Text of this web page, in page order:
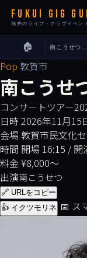
FUKUI GIG
福井のライブ・クラブイベン
ライブ
カレンダー
会場
エリア
出演者
🏠 ›南こうせつ
Pop 敦賀市
南こうせ
コンサートツアー
日時 2026年11月15
会場 敦賀市民文化
時間 開場 16:15 / 開
料金 ¥8,000〜
出演南こうせつ
🔗 URLをコピー
👍 イクツモリネ 📅 ス